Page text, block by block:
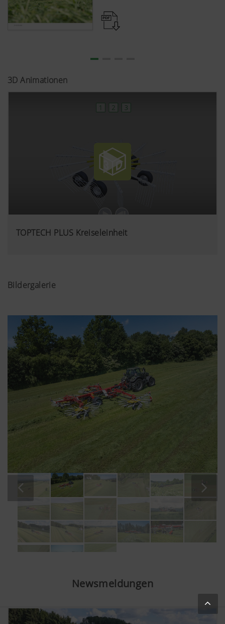
3D Animationen
TOPTECH PLUS Kreiseleinheit
Bildergalerie
Newsmeldungen